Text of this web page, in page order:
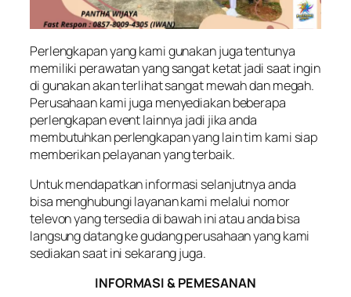
Perlengkapan yang kami gunakan juga tentunya
memiliki perawatan yang sangat ketat jadi saat ingin
di gunakan akan terlihat sangat mewah dan megah.
Perusahaan kami juga menyediakan beberapa
perlengkapan event lainnya jadi jika anda
membutuhkan perlengkapan yang lain tim kami siap
memberikan pelayanan yang terbaik.
Untuk mendapatkan informasi selanjutnya anda
bisa menghubungi layanan kami melalui nomor
televon yang tersedia di bawah ini atau anda bisa
langsung datang ke gudang perusahaan yang kami
sediakan saat ini sekarang juga.
INFORMASI & PEMESANAN